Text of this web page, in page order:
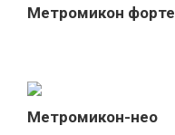
Метромикон форте
Метромикон-нео